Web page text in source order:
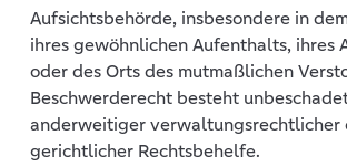
Aufsichtsbehörde, insbesondere in
ihres gewöhnlichen Aufenthalts, ihres
oder des Orts des mutmaßlichen
Beschwerderecht besteht
anderweitiger verwaltungsrechtlicher
gerichtlicher Rechtsbehelfe.